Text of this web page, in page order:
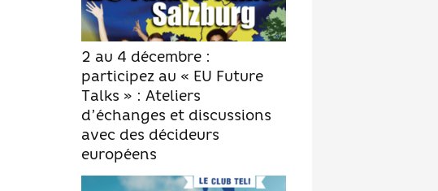
2 au 4 décembre :
participez au « EU Future
Talks » : Ateliers
d’échanges et discussions
avec des décideurs
européens